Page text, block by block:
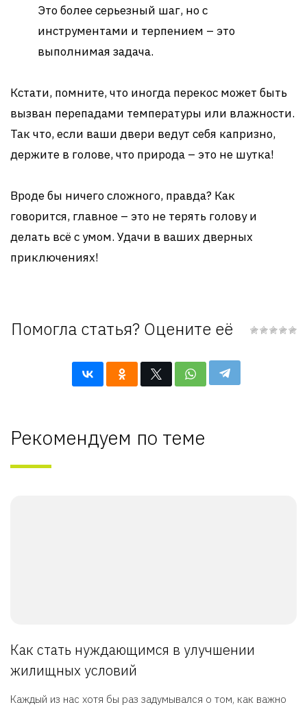
Это более серьезный шаг, но с
инструментами и терпением – это
выполнимая задача.
Кстати, помните, что иногда перекос может быть
вызван перепадами температуры или влажности.
Так что, если ваши двери ведут себя капризно,
держите в голове, что природа – это не шутка!
Вроде бы ничего сложного, правда? Как
говорится, главное – это не терять голову и
делать всё с умом. Удачи в ваших дверных
приключениях!
Помогла статья? Оцените её
Рекомендуем по теме
Как стать нуждающимся в улучшении
жилищных условий
Каждый из нас хотя бы раз задумывался о том, как важно